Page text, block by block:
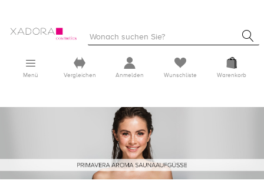
Menü Vergleichen Anmelden Wunschliste Warenkorb